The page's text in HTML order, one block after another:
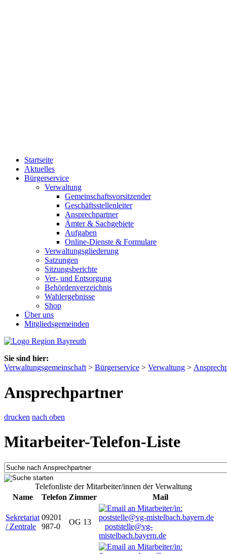
Startseite
Aktuelles
Bürgerservice
Verwaltung
Gemeinschaftsvorsitzender
Geschäftsstellenleiter
Ansprechpartner
Ämter & Sachgebiete
Aufgaben
Online-Dienste & Formulare
Verwaltungsgliederung
Satzungen
Sitzungsberichte
Ver- und Entsorgung
Behördenverzeichnis
Wahlergebnisse
Shop
Über uns
Mitgliedsgemeinden
Sie sind hier:
Verwaltungsgemeinschaft > Bürgerservice > Verwaltung >
Ansprechpartner
drucken nach oben
Mitarbeiter-Telefon-Liste
Telefonliste der Mitarbeiter/innen der Verwaltung
Name
Telefon Zimmer Mail
Sekretariat
/ Zentrale
09201
987-0
OG 13
poststelle@vg-
mistelbach.bayern.de